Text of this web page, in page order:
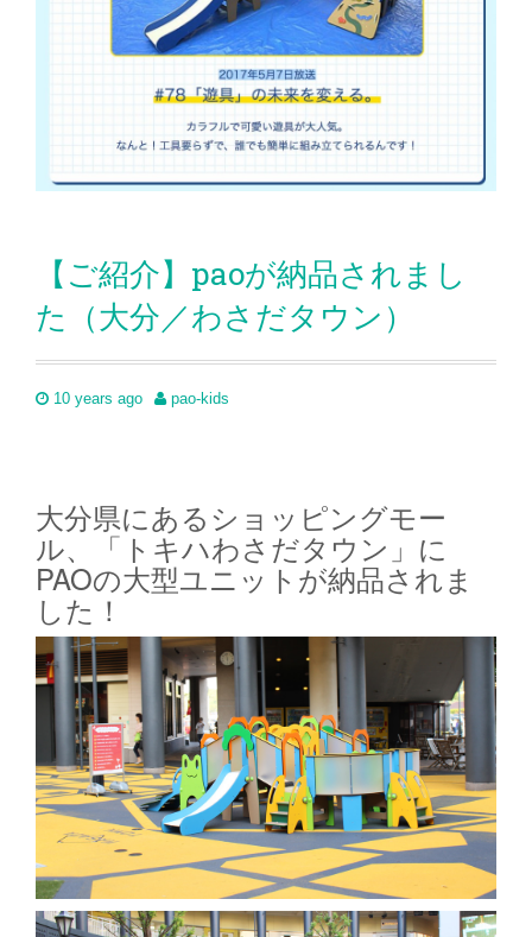
【ご紹介】paoが納品されまし
た（大分／わさだタウン）
10 years ago pao-kids
大分県にあるショッピングモー
ル、「トキハわさだタウン」に
PAOの大型ユニットが納品されま
した！